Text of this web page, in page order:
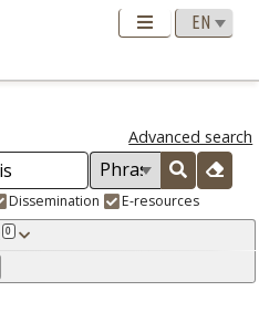
Advanced search
Dissemination E-resources
0